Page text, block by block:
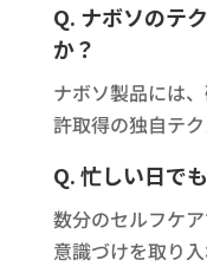
Q. ナボソのテ
か？
ナボソ製品には
許取得の独自テ
Q. 忙しい日で
数分のセルフケ
意識づけを取り